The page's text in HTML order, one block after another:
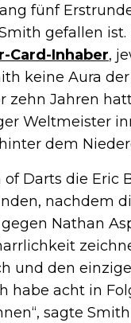
fünf
gefallen
Card-Inhaber,
keine Aura
zehn Jahren
Weltmeister
dem
Darts die Eric
nachdem
Nathan
und den
habe acht in
sagte